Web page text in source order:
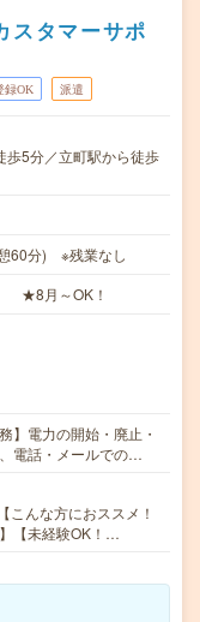
スタマーサポ
録OK 派遣
歩5分／立町駅から徒歩
60分) ※残業なし
★8月～OK！
】電力の開始・廃止・
電話・メールでの…
こんな方におススメ！
【未経験OK！…